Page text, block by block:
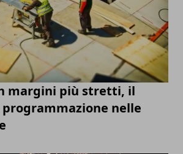
margini più stretti, il
nelle